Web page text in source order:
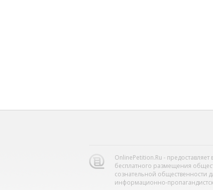
OnlinePetition.Ru -
бесплатного размещения
сознательной общественности
информационно-